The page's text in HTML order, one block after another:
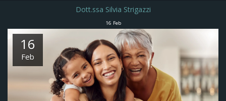
Dott.ssa Silvia Strigazzi
16 Feb
16
Feb